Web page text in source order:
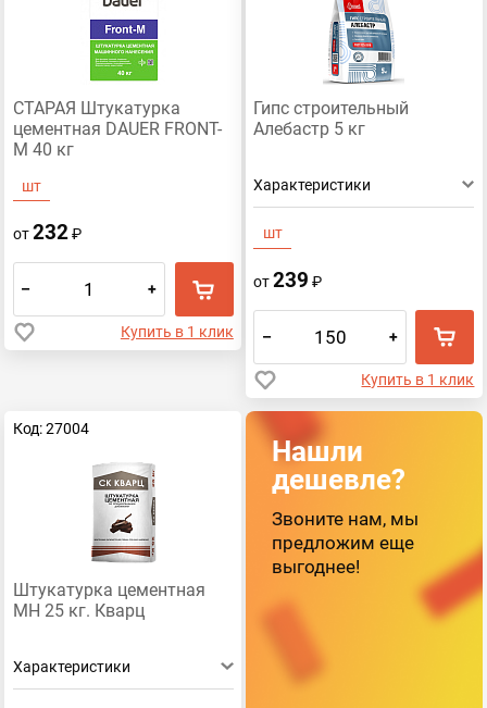
СТАРАЯ Штукатурка
цементная DAUER FRONT-
M 40 кг
шт
от232₽
– +
Купить в 1 клик
Гипс строительный
Алебастр 5 кг
Характеристики
шт
от239 ₽
– +
Купить в 1 клик
Код: 27004
Штукатурка цементная
МН 25 кг. Кварц
Характеристики
Нашли
дешевле?
Звоните нам, мы
предложим еще
выгоднее!